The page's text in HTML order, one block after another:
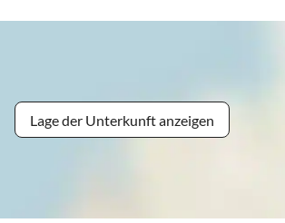
Lage der Unterkunft anzeigen